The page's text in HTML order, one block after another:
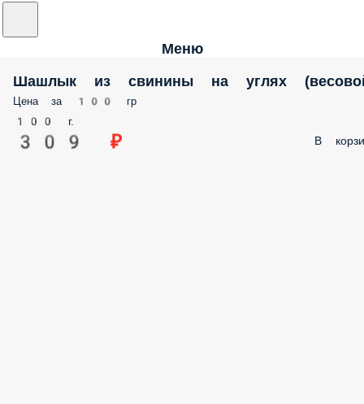
Меню
Шашлык из свинины на углях
Цена за 100 гр
100 г.
309 ₽ В